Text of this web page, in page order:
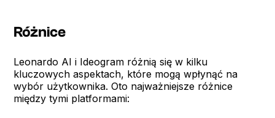
Różnice
Leonardo AI i Ideogram różnią się w kilku
kluczowych aspektach, które mogą wpłynąć na
wybór użytkownika. Oto najważniejsze różnice
między tymi platformami: